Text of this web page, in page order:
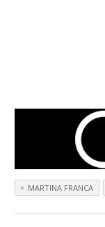
MARTINA FRANCA